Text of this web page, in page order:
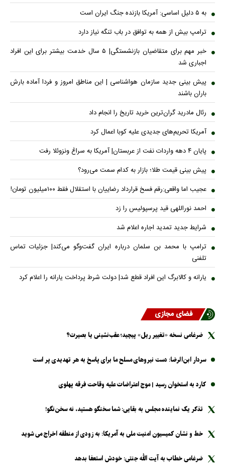
به ۵ دلیل اساسی: آمریکا بازنده جنگ ایران است
ترامپ بیش از همه به توافق در باب تنگه نیاز دارد
خبر مهم برای متقاضیان بازنشستگی| ۵ سال خدمت بیشتر برای این افراد
اجباری شد
پیش بینی جدید سازمان هواشناسی | این مناطق امروز و فردا آماده بارش
باران باشند
رئال مادرید گران‌ترین خرید تاریخ را انجام داد
آمریکا تحریم‌های جدیدی علیه کوبا اعمال کرد
پایان ۴ دهه واردات نفت از عربستان| آمریکا به سراغ ونزوئلا رفت
پیش بینی قیمت طلا؛ بازار به کدام سمت می‌رود؟
عجیب اما واقعی:رقم فسخ قرارداد رضاییان با استقلال فقط ۱۰۰میلیون تومان!
احمد نوراللهی قید پرسپولیس را زد
شرایط جدید تمدید اجاره اعلام شد
ترامپ با محمد بن سلمان درباره ایران گفت‌وگو می‌کند| جزئیات تماس
تلفنی
یارانه و کالابرگ این افراد قطع شد| دولت شرط پرداخت یارانه را اعلام کرد
فضای مجازی
ضرغامی نسخه «تغییر ریل» پیچید؛ عقب‌نشینی یا بصیرت؟
سردار ابن‌الرضا: دست نیرو‌های مسلح ما برای پاسخ به هر تهدیدی پر است
کارد به استخوان رسید | موج اعتراضات علیه وقاحت فرقه پهلوی
تذکر یک نماینده مجلس به بقایی: شما سخنگو هستید، نه سخن‌نگو!
خط و نشان کمیسیون امنیت ملی به آمریکا: به زودی از منطقه اخراج می شوید
ضرغامی خطاب به آیت الله جنتی: خودش استعفا بدهد